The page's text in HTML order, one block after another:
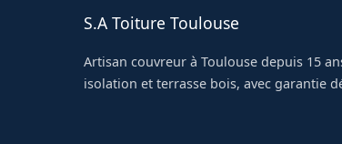
S.A Toiture Toulouse
Artisan couvreur à Toulouse depuis 15
isolation et terrasse bois, avec garantie